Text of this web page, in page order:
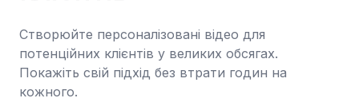
Створюйте персоналізовані відео для
потенційних клієнтів у великих обсягах.
Покажіть свій підхід без втрати годин на
кожного.